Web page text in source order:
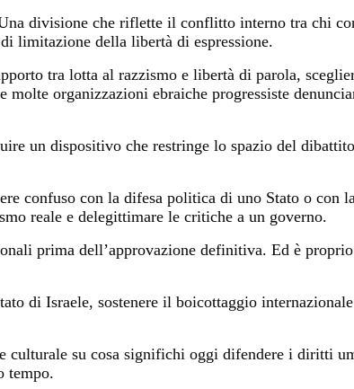
divisione che riflette il conflitto interno tra chi
limitazione della libertà di espressione.
tra lotta al razzismo e libertà di parola,
organizzazioni ebraiche progressiste
un dispositivo che restringe lo spazio del
confuso con la difesa politica di uno Stato o con
reale e delegittimare le critiche a un governo.
prima dell’approvazione definitiva. Ed è
di Israele, sostenere il boicottaggio
culturale su cosa significhi oggi difendere i diritti
tempo.